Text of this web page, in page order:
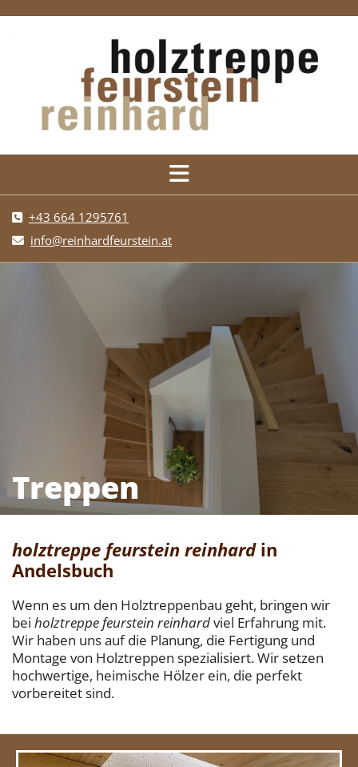
 +43 664 1295761
 info@reinhardfeurstein.at
Treppen
holztreppe feurstein reinhardin
Andelsbuch
Wenn es um den Holztreppenbau geht, bringen wir
bei holztreppe feurstein reinhardviel Erfahrung mit.
Wir haben uns auf die Planung, die Fertigung und
Montage von Holztreppen spezialisiert. Wir setzen
hochwertige, heimische Hölzer ein, die perfekt
vorbereitet sind.